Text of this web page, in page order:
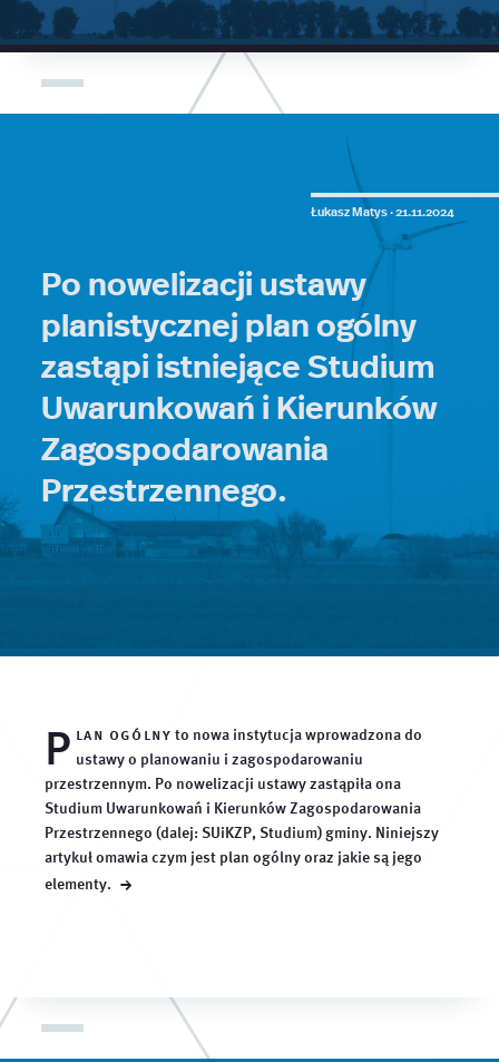
Łukasz Matys ·21.11.2024
Po nowelizacji ustawy
planistycznej plan ogólny
zastąpi istniejące Studium
Uwarunkowań i Kierunków
Zagospodarowania
Przestrzennego.
P lan ogólny to nowa instytucja wprowadzona do
ustawy o planowaniu i zagospodarowaniu
przestrzennym. Po nowelizacji ustawy zastąpiła ona
Studium Uwarunkowań i Kierunków Zagospodarowania
Przestrzennego (dalej: SUiKZP, Studium) gminy. Niniejszy
artykuł omawia czym jest plan ogólny oraz jakie są jego
elementy. →